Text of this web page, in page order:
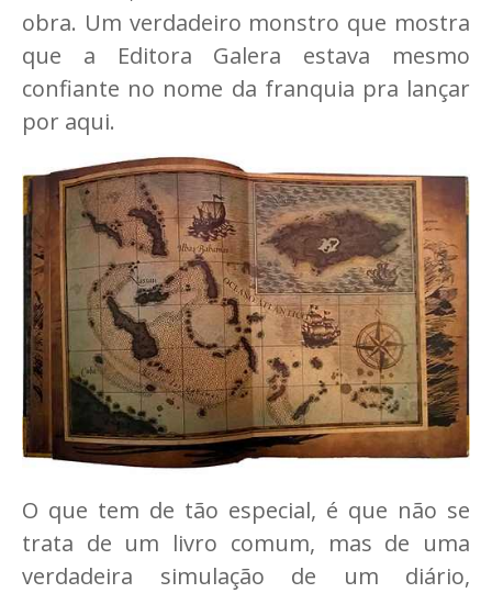
obra. Um verdadeiro monstro que mostra
que a Editora Galera estava mesmo
confiante no nome da franquia pra lançar
por aqui.
O que tem de tão especial, é que não se
trata de um livro comum, mas de uma
verdadeira simulação de um diário,